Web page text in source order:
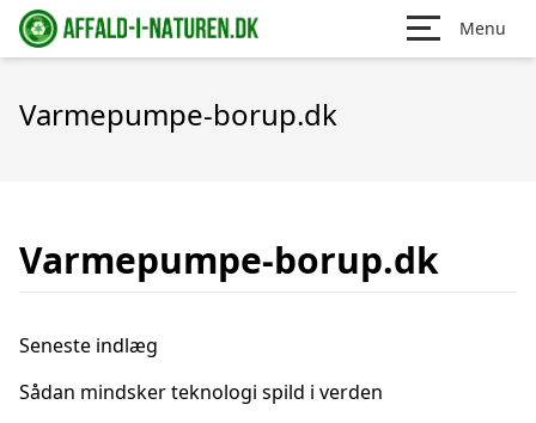
Menu
Varmepumpe-borup.dk
Varmepumpe-borup.dk
Seneste indlæg
Sådan mindsker teknologi spild i verden